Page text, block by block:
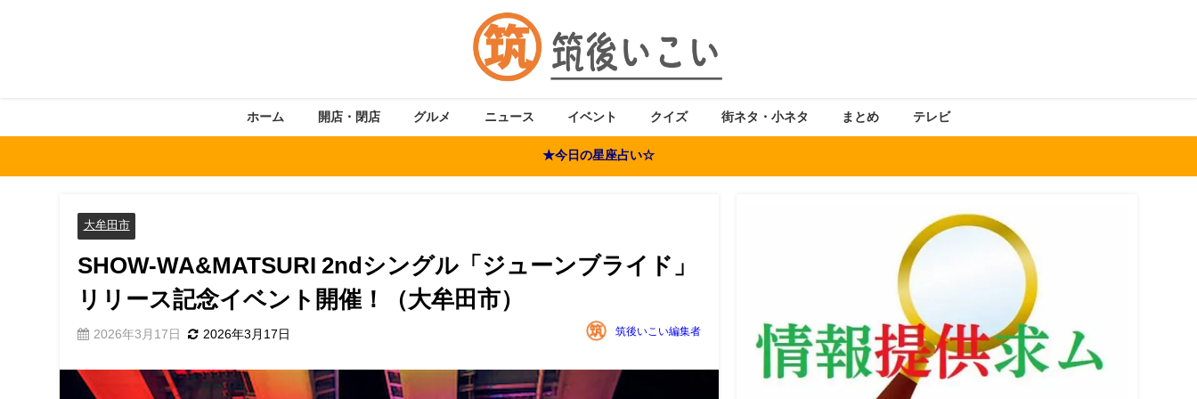
ホーム 開店・閉店 グルメ ニュース イベント クイズ 街ネタ・小ネタ まとめ テレビ
★今日の星座占い☆
大牟田市
SHOW-WA&MATSURI 2ndシングル「ジューンブライド」
リリース記念イベント開催！（大牟田市）
2026年3月17日 2026年3月17日 筑後いこい編集者